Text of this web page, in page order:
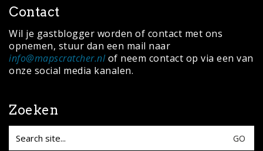
Contact
Wil je gastblogger worden of contact met ons
opnemen, stuur dan een mail naar
info@mapscratcher.nlof neem contact op via een van
onze social media kanalen.
Zoeken
Search